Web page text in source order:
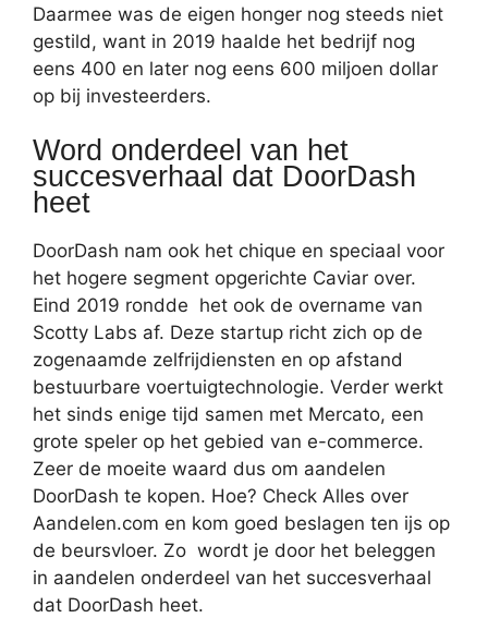
Daarmee was de eigen honger nog steeds niet
gestild, want in 2019 haalde het bedrijf nog
eens 400 en later nog eens 600 miljoen dollar
op bij investeerders.
Word onderdeel van het
succesverhaal dat DoorDash
heet
DoorDash nam ook het chique en speciaal voor
het hogere segment opgerichte Caviar over.
Eind 2019 rondde het ook de overname van
Scotty Labs af. Deze startup richt zich op de
zogenaamde zelfrijdiensten en op afstand
bestuurbare voertuigtechnologie. Verder werkt
het sinds enige tijd samen met Mercato, een
grote speler op het gebied van e-commerce.
Zeer de moeite waard dus om aandelen
DoorDash te kopen. Hoe? Check Alles over
Aandelen.com en kom goed beslagen ten ijs op
de beursvloer. Zo wordt je door het beleggen
in aandelen onderdeel van het succesverhaal
dat DoorDash heet.